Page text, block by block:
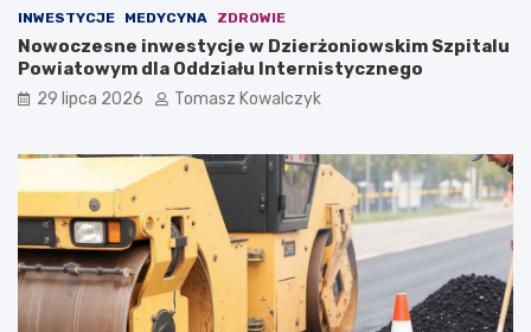
INWESTYCJE MEDYCYNA ZDROWIE
Nowoczesne inwestycje w Dzierżoniowskim Szpitalu
Powiatowym dla Oddziału Internistycznego
29 lipca 2026 Tomasz Kowalczyk